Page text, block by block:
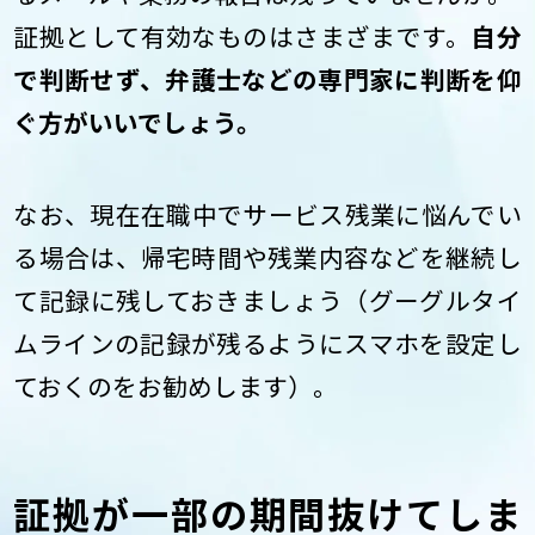
証拠として有効なものはさまざまです。 自分
で判断せず、弁護士などの専門家に判断を仰
ぐ方がいいでしょう。
なお、現在在職中でサービス残業に悩んでい
る場合は、帰宅時間や残業内容などを継続し
て記録に残しておきましょう（グーグルタイ
ムラインの記録が残るようにスマホを設定し
ておくのをお勧めします）。
証拠が一部の期間抜けてしま